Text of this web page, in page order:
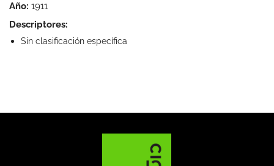
Año: 1911
Descriptores:
Sin clasificación específica